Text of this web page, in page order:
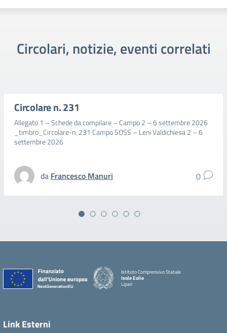
Circolari, notizie, eventi correlati
Circolare n. 231
Allegato 1 – Schede da compilare – Campo 2 – 6 settembre 2026
_timbro_Circolare-n. 231 Campo SOSS – Leni Valdichiesa 2 – 6
settembre 2026
da Francesco Manuri 0
Istituto Comprensivo Statale
Isole Eolie
Lipari
Link Esterni